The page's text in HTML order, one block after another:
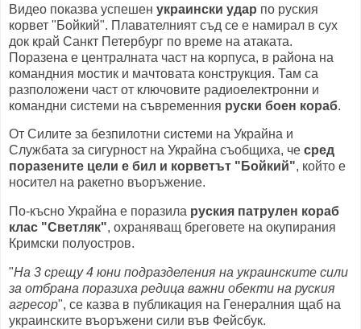
Видео показва успешен украински удар по руския
корвет "Бойкий". Плавателният съд се е намирал в сух
док край Санкт Петербург по време на атаката.
Поразена е централната част на корпуса, в района на
командния мостик и мачтовата конструкция. Там са
разположени част от ключовите радиоелектронни и
командни системи на съвременния руски боен кораб.
От Силите за безпилотни системи на Украйна и
Службата за сигурност на Украйна съобщиха, че сред
поразените цели е бил и корветът "Бойкий", който е
носител на ракетно въоръжение.
По-късно Украйна е поразила руския патрулен кораб
клас "Светляк", охраняващ бреговете на окупирания
Кримски полуостров.
"На 3 срещу 4 юни подразделения на украинските сили
за отбрана поразиха редица важни обекти на руския
агресор", се казва в публикация на Генералния щаб на
украинските въоръжени сили във Фейсбук.